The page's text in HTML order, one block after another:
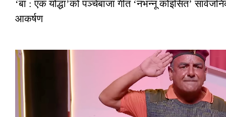
‘बा : एक योद्धा’को पञ्चेबाजा गीत ‘नभन्नू कोइसित’
आकर्षण